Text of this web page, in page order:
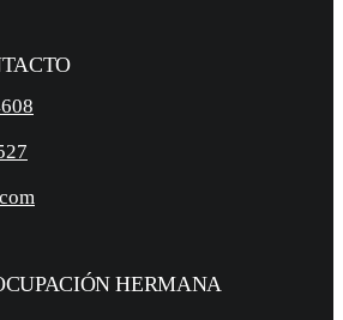
HERMANA